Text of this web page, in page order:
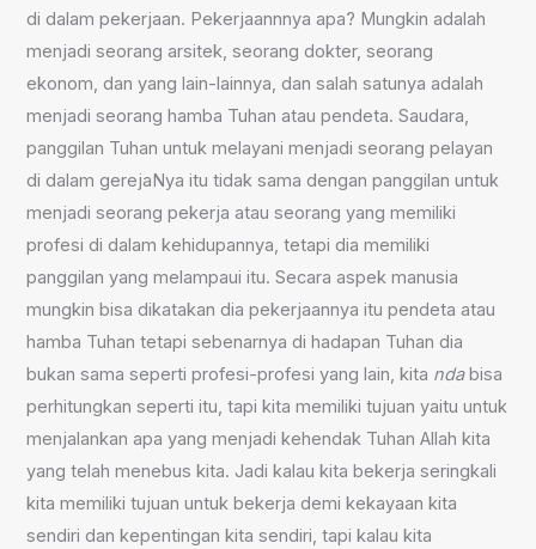
di dalam pekerjaan. Pekerjaannnya apa? Mungkin adalah
menjadi seorang arsitek, seorang dokter, seorang
ekonom, dan yang lain-lainnya, dan salah satunya adalah
menjadi seorang hamba Tuhan atau pendeta. Saudara,
panggilan Tuhan untuk melayani menjadi seorang pelayan
di dalam gerejaNya itu tidak sama dengan panggilan untuk
menjadi seorang pekerja atau seorang yang memiliki
profesi di dalam kehidupannya, tetapi dia memiliki
panggilan yang melampaui itu. Secara aspek manusia
mungkin bisa dikatakan dia pekerjaannya itu pendeta atau
hamba Tuhan tetapi sebenarnya di hadapan Tuhan dia
bukan sama seperti profesi-profesi yang lain, kita ndabisa
perhitungkan seperti itu, tapi kita memiliki tujuan yaitu untuk
menjalankan apa yang menjadi kehendak Tuhan Allah kita
yang telah menebus kita. Jadi kalau kita bekerja seringkali
kita memiliki tujuan untuk bekerja demi kekayaan kita
sendiri dan kepentingan kita sendiri, tapi kalau kita